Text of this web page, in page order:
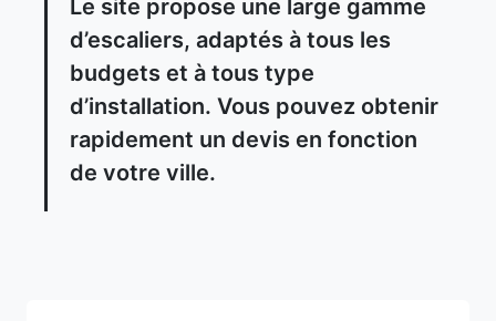
Le site propose une large gamme
d’escaliers, adaptés à tous les
budgets et à tous type
d’installation. Vous pouvez obtenir
rapidement un devis en fonction
de votre ville.